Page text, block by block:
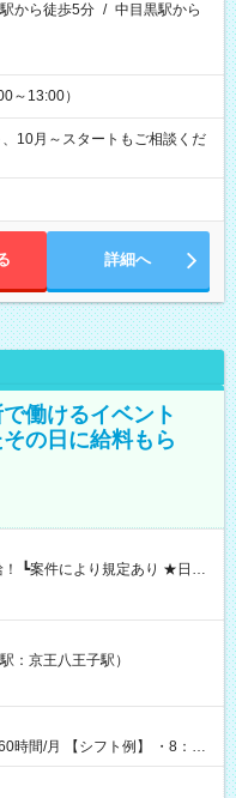
から徒歩5分 / 中目黒駅から
～13:00）
月～スタートもご相談くだ
詳細へ
働けるイベント
の日に給料もら
日に現金GET♪ お仕事後はコ
！ 【試用期間】試
：京王八王子駅）
】 ・8：00